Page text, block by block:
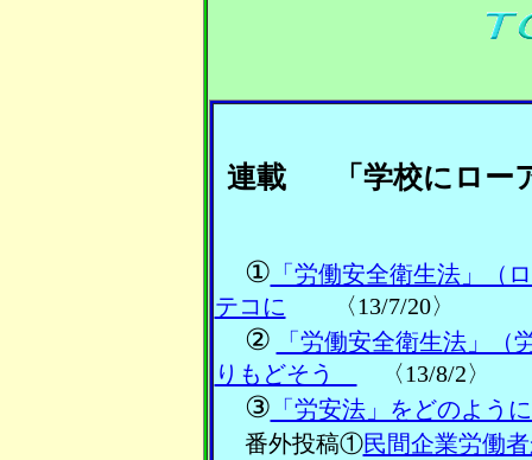
連載 「学校にロ
① 「労働安全衛生法」（
テコに 〈13/7/20〉
②
「労働安全衛生法」（
りもどそう
〈13/8/2〉
③ 「労安法」をどのよう
番外投稿①民間企業労働